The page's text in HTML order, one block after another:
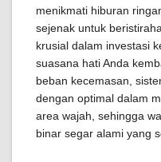
menikmati hiburan
sejenak untuk
krusial dalam investasi
suasana hati Anda
beban kecemasan,
dengan optimal dalam
area wajah, sehingga
binar segar alami yang